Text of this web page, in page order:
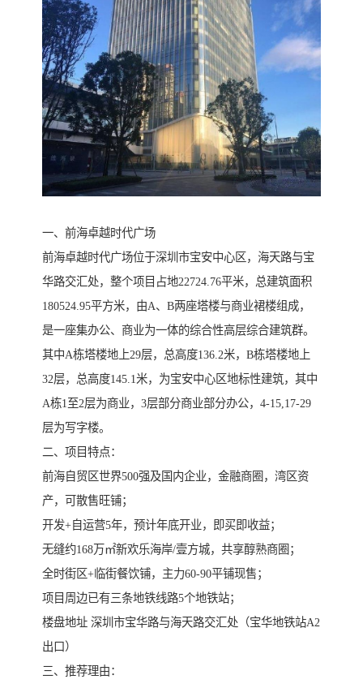
一、前海卓越时代广场
前海卓越时代广场位于深圳市宝安中心区，海天路与宝
华路交汇处，整个项目占地22724.76平米，总建筑面积
180524.95平方米，由A、B两座塔楼与商业裙楼组成，
是一座集办公、商业为一体的综合性高层综合建筑群。
其中A栋塔楼地上29层，总高度136.2米，B栋塔楼地上
32层，总高度145.1米，为宝安中心区地标性建筑，其中
A栋1至2层为商业，3层部分商业部分办公，4-15,17-29
层为写字楼。
二、项目特点：
前海自贸区世界500强及国内企业，金融商圈，湾区资
产，可散售旺铺；
开发+自运营5年，预计年底开业，即买即收益；
无缝约168万㎡新欢乐海岸/壹方城，共享醇熟商圈；
全时街区+临街餐饮铺，主力60-90平铺现售；
项目周边已有三条地铁线路5个地铁站；
楼盘地址 深圳市宝华路与海天路交汇处（宝华地铁站A2
出口）
三、推荐理由：